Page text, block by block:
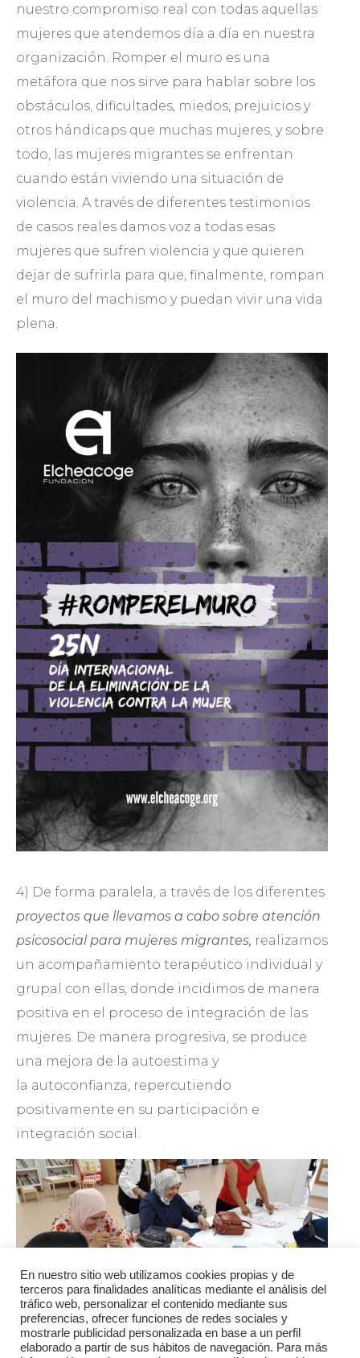
nuestro compromiso real con todas aquellas
mujeres que atendemos día a día en nuestra
organización. Romper el muro es una
metáfora que nos sirve para hablar sobre los
obstáculos, dificultades, miedos, prejuicios y
otros hándicaps que muchas mujeres, y sobre
todo, las mujeres migrantes se enfrentan
cuando están viviendo una situación de
violencia. A través de diferentes testimonios
de casos reales damos voz a todas esas
mujeres que sufren violencia y que quieren
dejar de sufrirla para que, finalmente, rompan
el muro del machismo y puedan vivir una vida
plena.
4) De forma paralela, a través de los diferentes
proyectos que llevamos a cabo sobre atención
psicosocial para mujeres migrantes, realizamos
un acompañamiento terapéutico individual y
grupal con ellas, donde incidimos de manera
positiva en el proceso de integración de las
mujeres. De manera progresiva, se produce
una mejora de la autoestima y
la autoconfianza , repercutiendo
positivamente en su participación e
integración social.
A través de diferentes talleres, realizamos nuestra
En nuestro sitio web utilizamos cookies propias y de
terceros para finalidades analíticas mediante el análisis del
tráfico web, personalizar el contenido mediante sus
preferencias, ofrecer funciones de redes sociales y
mostrarle publicidad personalizada en base a un perfil
elaborado a partir de sus hábitos de navegación. Para más